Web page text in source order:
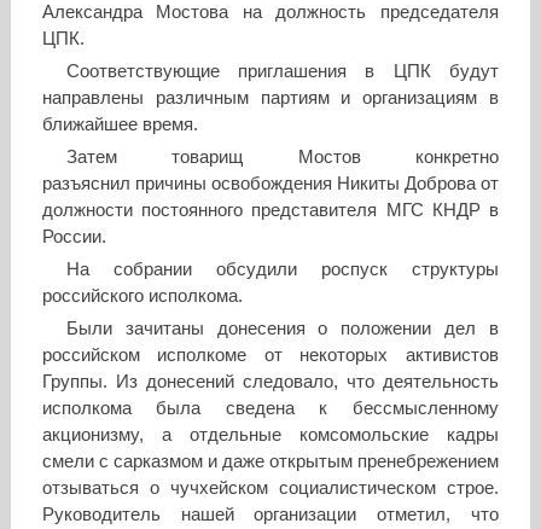
Александра Мостова на должность председателя
ЦПК.
Соответствующие приглашения в ЦПК будут
направлены различным партиям и организациям в
ближайшее время.
Затем товарищ Мостов конкретно
разъяснил причины освобождения Никиты Доброва от
должности постоянного представителя МГС КНДР в
России.
На собрании обсудили роспуск структуры
российского исполкома.
Были зачитаны донесения о положении дел в
российском исполкоме от некоторых активистов
Группы. Из донесений следовало, что деятельность
исполкома была сведена к бессмысленному
акционизму, а отдельные комсомольские кадры
смели с сарказмом и даже открытым пренебрежением
отзываться о чучхейском социалистическом строе.
Руководитель нашей организации отметил, что